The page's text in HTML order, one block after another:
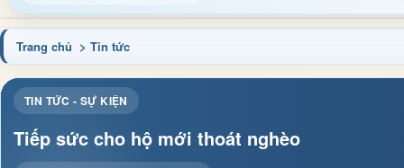
Trang chủ > Tin tức
TIN TỨC - SỰ KIỆN
Tiếp sức cho hộ mới thoát nghèo